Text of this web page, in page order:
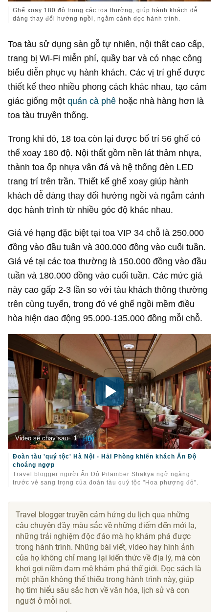
Ghế xoay 180 độ trong các toa thường, giúp hành khách dễ
dàng thay đổi hướng ngồi, ngắm cảnh dọc hành trình.
Toa tàu sử dụng sàn gỗ tự nhiên, nội thất cao cấp,
trang bị Wi-Fi miễn phí, quầy bar và có nhạc công
biểu diễn phục vụ hành khách. Các vị trí ghế được
thiết kế theo nhiều phong cách khác nhau, tạo cảm
giác giống mộtquán cà phê hoặc nhà hàng hơn là
toa tàu truyền thống.
Trong khi đó, 18 toa còn lại được bố trí 56 ghế có
thể xoay 180 độ. Nội thất gồm nền lát thảm nhựa,
thành toa ốp nhựa vân đá và hệ thống đèn LED
trang trí trên trần. Thiết kế ghế xoay giúp hành
khách dễ dàng thay đổi hướng ngồi và ngắm cảnh
dọc hành trình từ nhiều góc độ khác nhau.
Giá vé hạng đặc biệt tại toa VIP 34 chỗ là 250.000
đồng vào đầu tuần và 300.000 đồng vào cuối tuần.
Giá vé tại các toa thường là 150.000 đồng vào đầu
tuần và 180.000 đồng vào cuối tuần. Các mức giá
này cao gấp 2-3 lần so với tàu khách thông thường
trên cùng tuyến, trong đó vé ghế ngồi mềm điều
hòa hiện dao động 95.000-135.000 đồng mỗi chỗ.
Video sẽ chạy sau 0 Hủy
Đoàn tàu 'quý tộc' Hà Nội - Hải Phòng khiến khách Ấn Độ
choáng ngợp
Travel blogger người Ấn Độ Pitamber Shakya ngỡ ngàng
trước vẻ sang trọng của đoàn tàu quý tộc "Hoa phượng đỏ".
Travel blogger truyền cảm hứng du lịch qua những
câu chuyện đầy màu sắc về những điểm đến mới lạ,
những trải nghiệm độc đáo mà họ khám phá được
trong hành trình. Những bài viết, video hay hình ảnh
của họ không chỉ mang lại kiến thức về địa lý, mà còn
khơi gợi niềm đam mê khám phá thế giới. Đọc sách là
một phần không thể thiếu trong hành trình này, giúp
họ tìm hiểu sâu sắc hơn về văn hóa, lịch sử và con
người ở mỗi nơi.